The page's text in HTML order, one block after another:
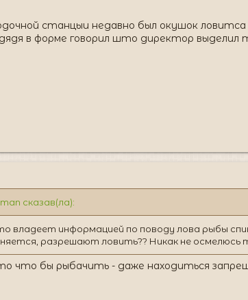
станцыи недавно был окушок
в форме говорил што директор
сказав(ла):
владеет информацией по поводу лова рыбы
разрешают ловить?? Никак не
что бы рыбачить - даже находиться